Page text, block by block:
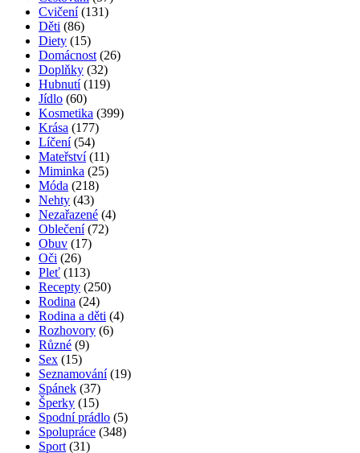
Cvičení(131)
Děti (86)
Diety (15)
Domácnost (26)
Doplňky (32)
Hubnutí(119)
Jídlo (60)
Kosmetika (399)
Krása (177)
Líčení(54)
Mateřství(11)
Miminka (25)
Móda (218)
Nehty (43)
Nezařazené (4)
Oblečení(72)
Obuv (17)
Oči (26)
Pleť (113)
Recepty (250)
Rodina (24)
Rodina a děti (4)
Rozhovory (6)
Různé (9)
Sex (15)
Seznamování(19)
Spánek (37)
Šperky (15)
Spodní prádlo (5)
Spolupráce (348)
Sport (31)